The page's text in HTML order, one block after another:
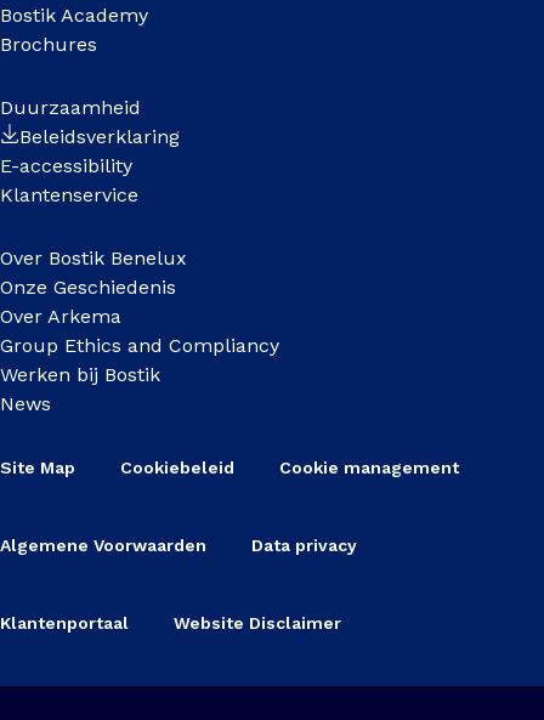
Bostik Academy
Brochures
Duurzaamheid
Beleidsverklaring
E-accessibility
Klantenservice
Over Bostik Benelux
Onze Geschiedenis
Over Arkema
Group Ethics and Compliancy
Werken bij Bostik
News
Site Map Cookiebeleid Cookie management
Algemene Voorwaarden Data privacy
Klantenportaal Website Disclaimer